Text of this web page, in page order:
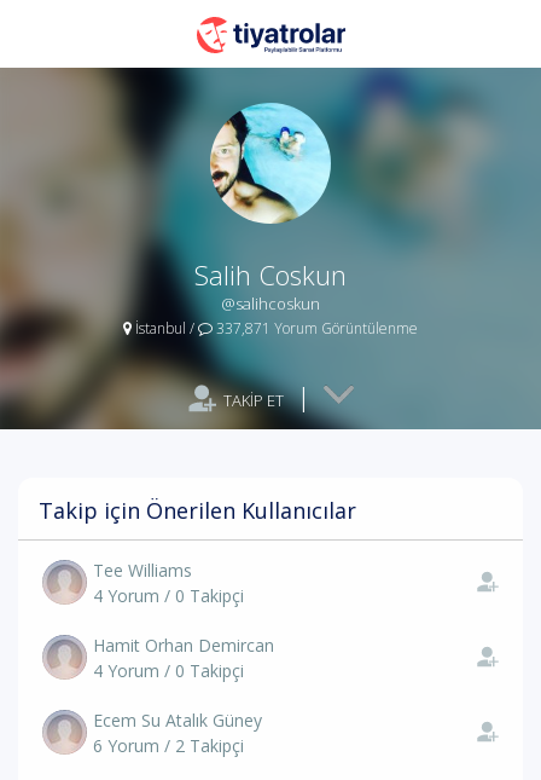
Salih Coskun
@salihcoskun
İstanbul / 337,871 Yorum Görüntülenme
TAKİP ET |
Takip için Önerilen Kullanıcılar
Tee Williams
4 Yorum / 0 Takipçi
Hamit Orhan Demircan
4 Yorum / 0 Takipçi
Ecem Su Atalık Güney
6 Yorum / 2 Takipçi